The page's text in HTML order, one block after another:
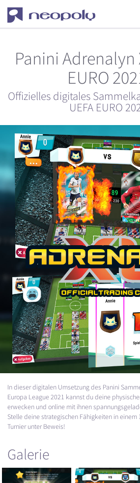
Panini Adrenalyn
EURO
Offizielles digitales
UEFA EURO
In dieser digitalen Umsetzung des Panini
Europa League 2021 kannst du deine
erwecken und online mit ihnen
Stelle deine strategischen Fähigkeiten in
Turnier unter Beweis!
Galerie